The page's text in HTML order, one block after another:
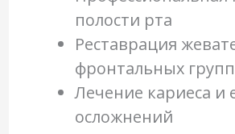
полости рта
Реставрация
фронтальных
Лечение кариеса и
осложнений